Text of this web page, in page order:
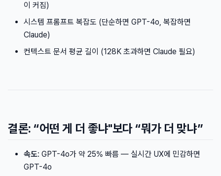
이 커짐)
시스템 프롬프트 복잡도 (단순하면 GPT-4o, 복잡하면
Claude)
컨텍스트 문서 평균 길이 (128K 초과하면 Claude 필요)
결론: “어떤 게 더 좋냐"보다 “뭐가 더 맞냐”
속도: GPT-4o가 약 25% 빠름 — 실시간 UX에 민감하면
GPT-4o